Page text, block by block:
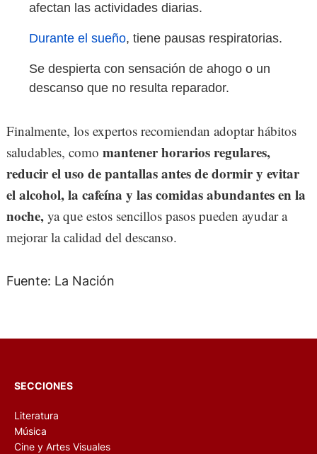
afectan las actividades diarias.
Durante el sueño, tiene pausas respiratorias.
Se despierta con sensación de ahogo o un
descanso que no resulta reparador.
Finalmente, los expertos recomiendan adoptar hábitos
saludables, como mantener horarios regulares,
reducir el uso de pantallas antes de dormir y evitar
el alcohol, la cafeína y las comidas abundantes en la
noche, ya que estos sencillos pasos pueden ayudar a
mejorar la calidad del descanso.
Fuente: La Nación
SECCIONES
Literatura
Música
Cine y Artes Visuales